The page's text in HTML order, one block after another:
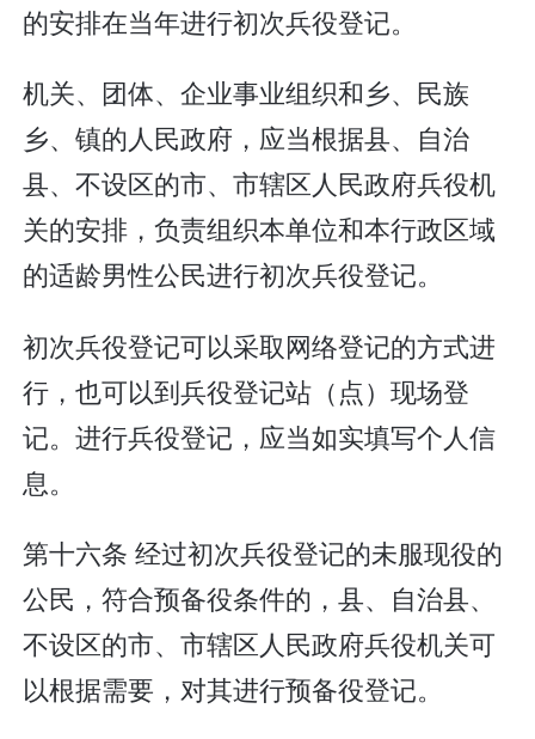
的安排在当年进行初次兵役登记。
机关、团体、企业事业组织和乡、民族
乡、镇的人民政府，应当根据县、自治
县、不设区的市、市辖区人民政府兵役机
关的安排，负责组织本单位和本行政区域
的适龄男性公民进行初次兵役登记。
初次兵役登记可以采取网络登记的方式进
行，也可以到兵役登记站（点）现场登
记。进行兵役登记，应当如实填写个人信
息。
第十六条 经过初次兵役登记的未服现役的
公民，符合预备役条件的，县、自治县、
不设区的市、市辖区人民政府兵役机关可
以根据需要，对其进行预备役登记。